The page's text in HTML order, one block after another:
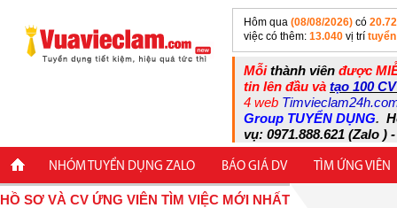
Hôm qua (08/08/2026) có
việc có thêm: 13.040 vị trí
Mỗithành viên được
tin lên đầu và tạo 100
4 web
Group TUYỂN DỤNG.
vụ: 0971.888.621 (Zalo )
NHÓM TUYỂN DỤNG ZALO BÁO GIÁ DV TÌM ỨNG VIÊN
HỒ SƠ VÀ CV ỨNG VIÊN TÌM VIỆC MỚI NHẤT